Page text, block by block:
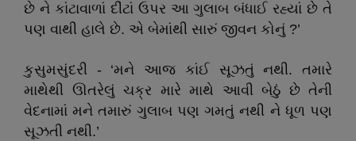
છે ને કાંટાવાળાં દીંટાં ઉપર આ ગુલાબ બંધાઈ રહ્યાં છે તે
પણ વાથી હાલે છે. એ બેમાંથી સારું જીવન કોનું ?’
કુસુમસુંદરી - ‘મને આજ કાંઈ સૂઝતું નથી. તમારે
માથેથી ઊતરેલું ચક્ર મારે માથે આવી બેઠું છે તેની
વેદનામાં મને તમારું ગુલાબ પણ ગમતું નથી ને ધૂળ પણ
સૂઝતી નથી.’